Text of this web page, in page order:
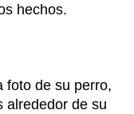
hechos.
foto de su perro,
alrededor de su